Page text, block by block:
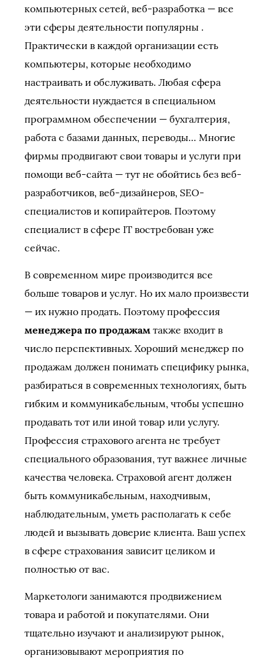
компьютерных сетей, веб-разработка — все
эти сферы деятельности популярны .
Практически в каждой организации есть
компьютеры, которые необходимо
настраивать и обслуживать. Любая сфера
деятельности нуждается в специальном
программном обеспечении — бухгалтерия,
работа с базами данных, переводы… Многие
фирмы продвигают свои товары и услуги при
помощи веб-сайта — тут не обойтись без веб-
разработчиков, веб-дизайнеров, SEO-
специалистов и копирайтеров. Поэтому
специалист в сфере IT востребован уже
сейчас.
В современном мире производится все
больше товаров и услуг. Но их мало произвести
— их нужно продать. Поэтому профессия
менеджера по продажам также входит в
число перспективных. Хороший менеджер по
продажам должен понимать специфику рынка,
разбираться в современных технологиях, быть
гибким и коммуникабельным, чтобы успешно
продавать тот или иной товар или услугу.
Профессия страхового агента не требует
специального образования, тут важнее личные
качества человека. Страховой агент должен
быть коммуникабельным, находчивым,
наблюдательным, уметь располагать к себе
людей и вызывать доверие клиента. Ваш успех
в сфере страхования зависит целиком и
полностью от вас.
Маркетологи занимаются продвижением
товара и работой и покупателями. Они
тщательно изучают и анализируют рынок,
организовывают мероприятия по